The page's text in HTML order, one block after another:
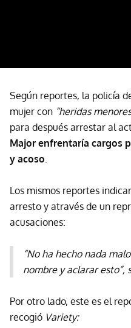
Según reportes, la policía
mujer con “heridas
para después arrestar al
Major enfrentaría cargos
y acoso
Los mismos reportes
arresto y através de un
acusaciones:
“No ha hecho nada
nombre y aclarar esto”,
Por otro lado, este es el
recogió Variety: